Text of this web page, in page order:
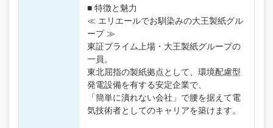
■ 特徴と魅力
≪ エリエールでお馴染みの大王製紙グル
ープ ≫
東証プライム上場・大王製紙グループの
一員。
東北屈指の製紙拠点として、環境配慮型
発電設備を有する安定企業で、
「簡単に潰れない会社」で腰を据えて電
気技術者としてのキャリアを築けます。